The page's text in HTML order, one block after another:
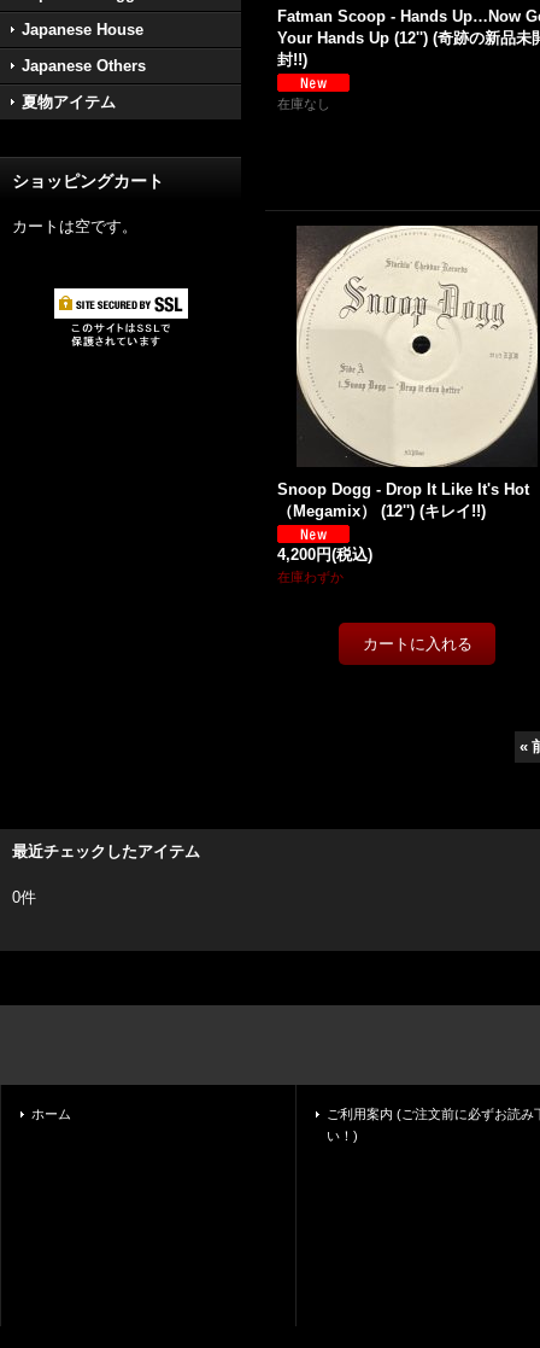
Japanese House
Japanese Others
夏物アイテム
ショッピングカート
カートは空です。
Fatman Scoop - Hands Up…Now
Your Hands Up (12'') (奇跡の新品未
封!!)
在庫なし
Snoop Dogg - Drop It Like It's
（Megamix） (12'') (キレイ!!)
4,200円(税込)
在庫わずか
«
最近チェックしたアイテム
0件
ホーム
ご利用案内 (ご注文前に必ずお読み
い！)